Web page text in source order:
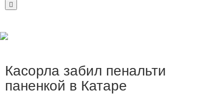
Касорла забил пенальти
паненкой в Катаре